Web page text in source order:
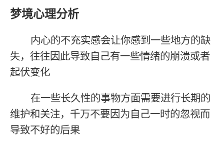
梦境心理分析
内心的不充实感会让你感到一些地方的缺
失，往往因此导致自己有一些情绪的崩溃或者
起伏变化
在一些长久性的事物方面需要进行长期的
维护和关注，千万不要因为自己一时的忽视而
导致不好的后果